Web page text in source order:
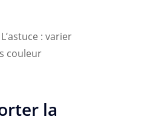
: varier
couleur
la